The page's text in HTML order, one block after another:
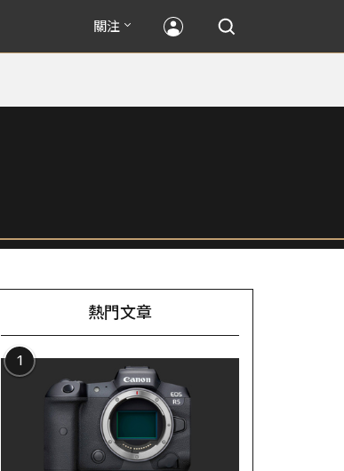
關注
熱門文章
1